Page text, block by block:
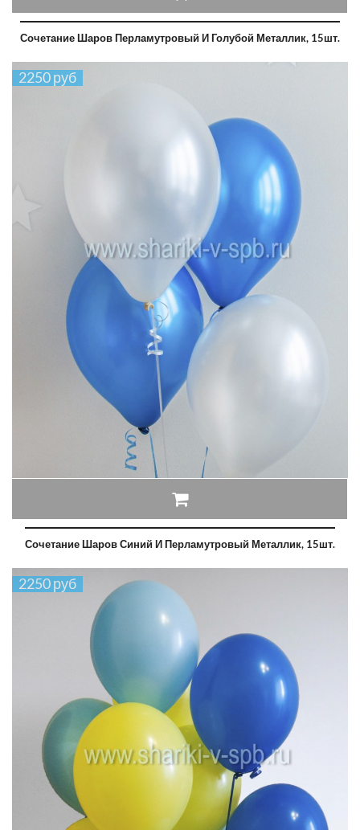
Сочетание Шаров Перламутровый И Голубой Металлик, 15шт.
2250 руб
Сочетание Шаров Синий И Перламутровый Металлик, 15шт.
2250 руб